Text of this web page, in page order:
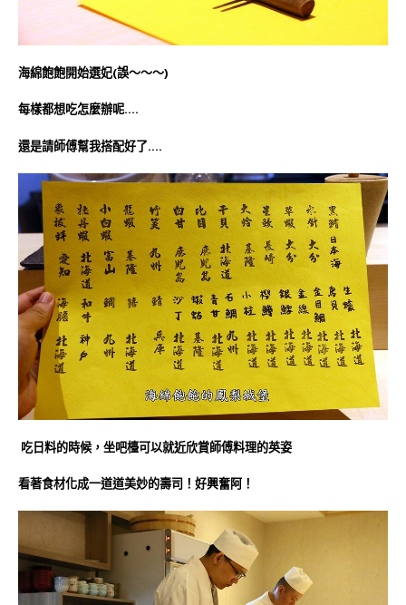
海綿飽飽開始選妃(誤～～～)
每樣都想吃怎麼辦呢….
還是請師傅幫我搭配好了….
吃日料的時候，坐吧檯可以就近欣賞師傅料理的英姿
看著食材化成一道道美妙的壽司！好興奮阿！